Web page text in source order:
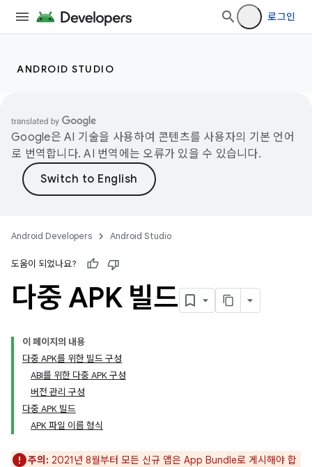
로그인
ANDROID STUDIO
Google은 AI 기술을 사용하여 콘텐츠를 사용자의 기본 언어
로 번역합니다. AI 번역에는 오류가 있을 수 있습니다.
Android Developers Android Studio
도움이 되었나요?
다중 APK 빌드
이 페이지의 내용
다중 APK를 위한 빌드 구성
ABI를 위한 다중 APK 구성
버전 관리 구성
다중 APK 빌드
APK 파일 이름 형식
주의: 2021년 8월부터 모든 신규 앱은 App Bundle로 게시해야 합